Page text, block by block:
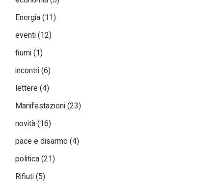
Energia(11)
eventi(12)
fiumi(1)
incontri(6)
lettere(4)
Manifestazioni(23)
novità(16)
pace e disarmo(4)
politica(21)
Rifiuti(5)